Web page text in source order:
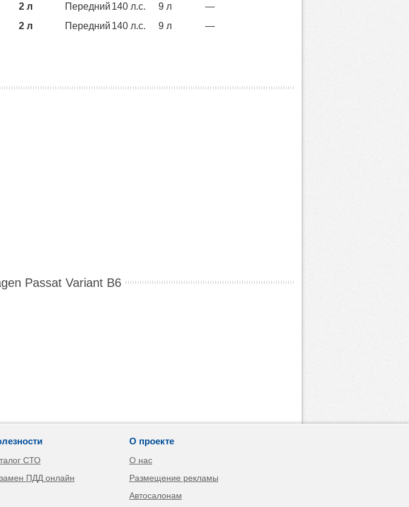
2 л Передний 140 л.с. 9 л
—
2 л Передний 140 л.с. 9 л —
Passat Variant B6
СТО
ПДД онлайн
О проекте
О нас
Размещение рекламы
Автосалонам